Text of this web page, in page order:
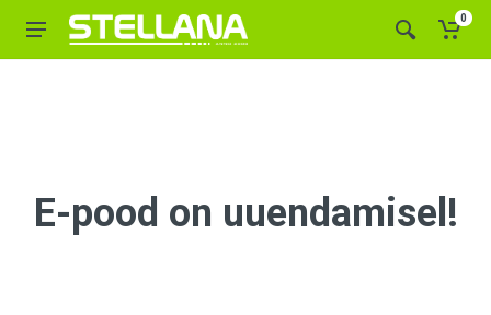
0
E-pood on uuendamisel!